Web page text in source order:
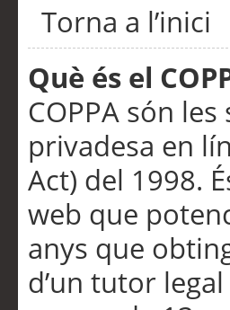
Torna a l’inici
Què és el
COPPA són
privadesa en
Act) del 1998.
web que
anys que
d’un tutor